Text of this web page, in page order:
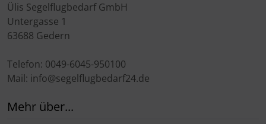
Ülis Segelflugbedarf GmbH
Untergasse 1
63688 Gedern
Telefon: 0049-6045-950100
Mail: info@segelflugbedarf24.de
Mehr über...